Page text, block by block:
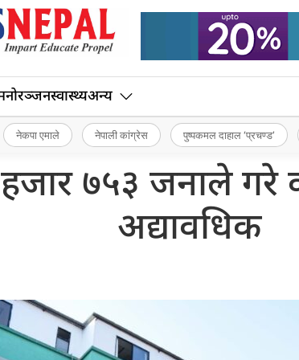
स्वास्थ्यअन्य
नेकपा एमाले नेपाली कांग्रेस पुष्पकमल दाहाल ‘प्रचण्ड’
७५३ जनाले गरे
अद्यावधिक